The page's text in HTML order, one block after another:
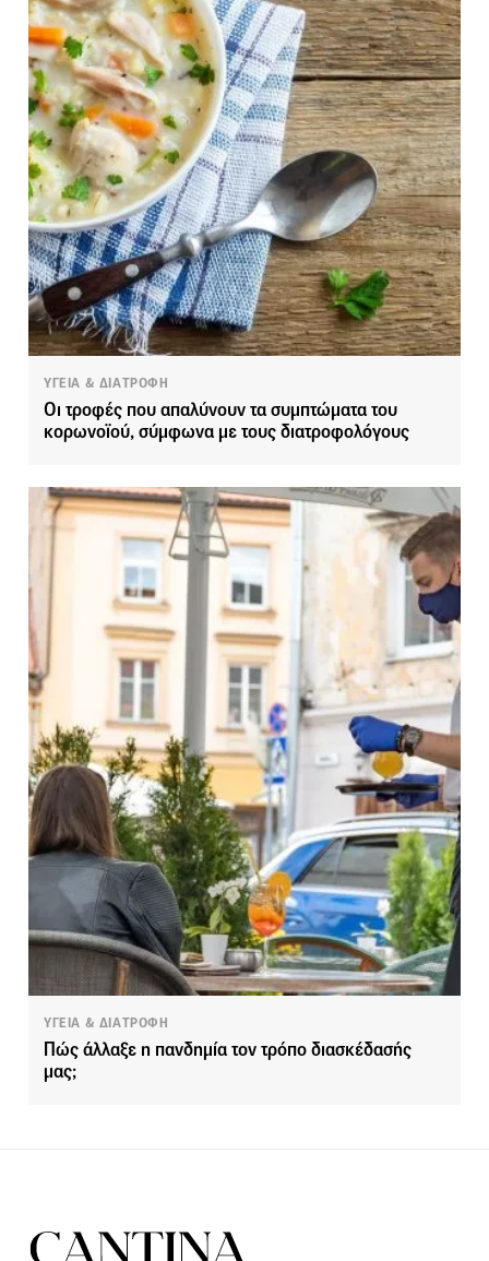
ΥΓΕΙΑ & ΔΙΑΤΡΟΦΗ
Οι τροφές που απαλύνουν τα συμπτώματα του
κορωνοϊού, σύμφωνα με τους διατροφολόγους
ΥΓΕΙΑ & ΔΙΑΤΡΟΦΗ
Πώς άλλαξε η πανδημία τον τρόπο διασκέδασής
μας;